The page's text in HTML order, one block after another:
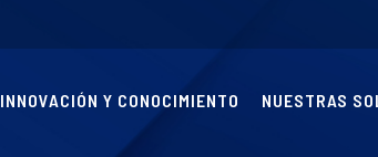
INNOVACIÓN Y CONOCIMIENTO NUESTRAS